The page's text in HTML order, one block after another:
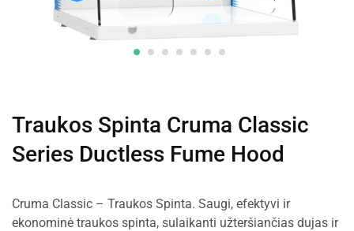
Traukos Spinta Cruma Classic
Series Ductless Fume Hood
Cruma Classic – Traukos Spinta. Saugi, efektyvi ir
ekonominė traukos spinta, sulaikanti užteršiančias dujas ir